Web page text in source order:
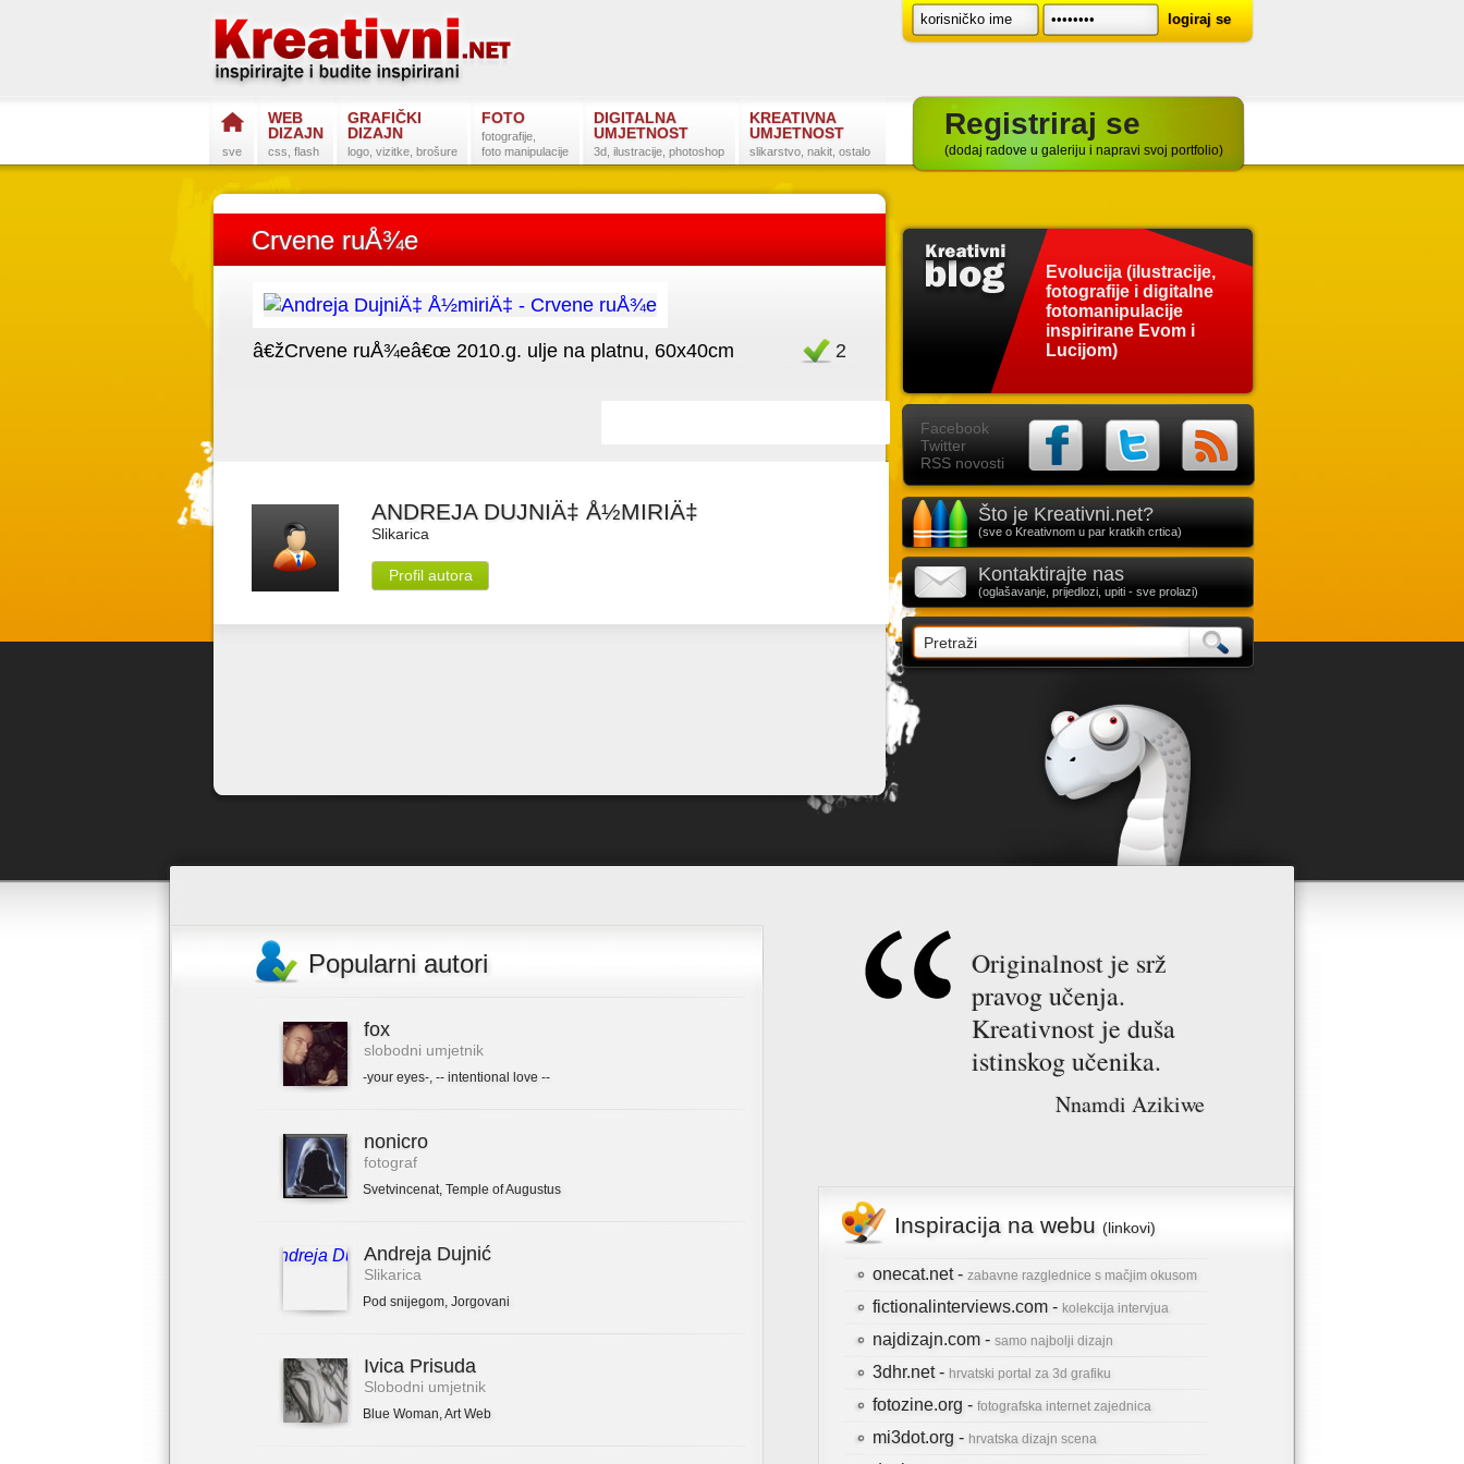
sve
WEB
DIZAJN
css, flash
GRAFIČKI
DIZAJN
logo, vizitke, brošure
FOTO
fotografije,
foto manipulacije
DIGITALNA
UMJETNOST
3d, ilustracije, photoshop
KREATIVNA
UMJETNOST
slikarstvo, nakit, ostalo
Registriraj se
(dodaj radove u galeriju i napravi svoj portfolio)
Crvene ruÅ¾e
â€žCrvene ruÅ¾eâ€œ 2010.g. ulje na platnu, 60x40cm
Favorit 2
ANDREJA DUJNIÄ‡ Å½MIRIÄ‡
Slikarica
Profil autora
Evolucija (ilustracije,
fotografije i digitalne
fotomanipulacije
inspirirane Evom i
Lucijom)
Facebook
Twitter
RSS novosti
Što je Kreativni.net?
(sve o Kreativnom u par kratkih crtica)
Kontaktirajte nas
(oglašavanje, prijedlozi, upiti - sve prolazi)
Popularni autori
fox
slobodni umjetnik
-your eyes-, -- intentional love --
nonicro
fotograf
Svetvincenat, Temple of Augustus
Andreja Dujnić
Slikarica
Pod snijegom, Jorgovani
Ivica Prisuda
Slobodni umjetnik
Blue Woman,Art Web
Originalnost je srž
pravog učenja.
Kreativnost je duša
istinskog učenika.
Nnamdi Azikiwe
Inspiracija na webu (linkovi)
onecat.net - zabavne razglednice s mačjim okusom
fictionalinterviews.com - kolekcija intervjua
najdizajn.com - samo najbolji dizajn
3dhr.net - hrvatski portal za 3d grafiku
fotozine.org - fotografska internet zajednica
mi3dot.org - hrvatska dizajn scena